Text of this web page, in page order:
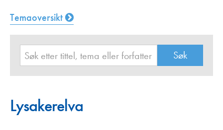
Temaoversikt
Lysakerelva